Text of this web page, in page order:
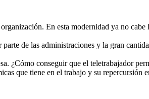
En esta modernidad ya no cabe
de las administraciones y la gran
¿Cómo conseguir que el teletrabajador
que tiene en el trabajo y su repercursión